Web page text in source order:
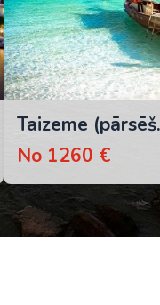
Taizeme
No 1260 €